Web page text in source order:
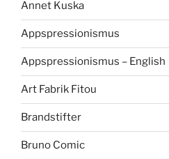
Annet Kuska
Appspressionismus
Appspressionismus – English
Art Fabrik Fitou
Brandstifter
Bruno Comic